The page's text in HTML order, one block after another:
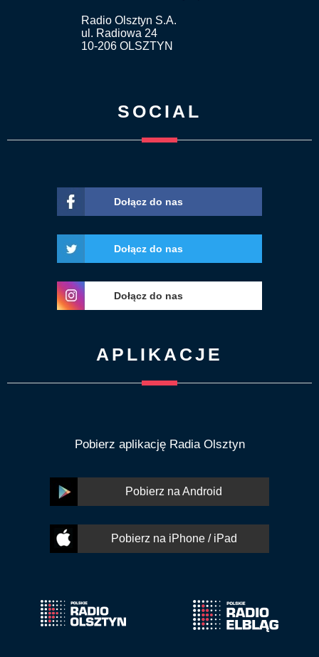
Radio Olsztyn S.A.
ul. Radiowa 24
10-206 OLSZTYN
SOCIAL
Dołącz do nas
Dołącz do nas
Dołącz do nas
APLIKACJE
Pobierz aplikację Radia Olsztyn
Pobierz na Android
Pobierz na iPhone / iPad